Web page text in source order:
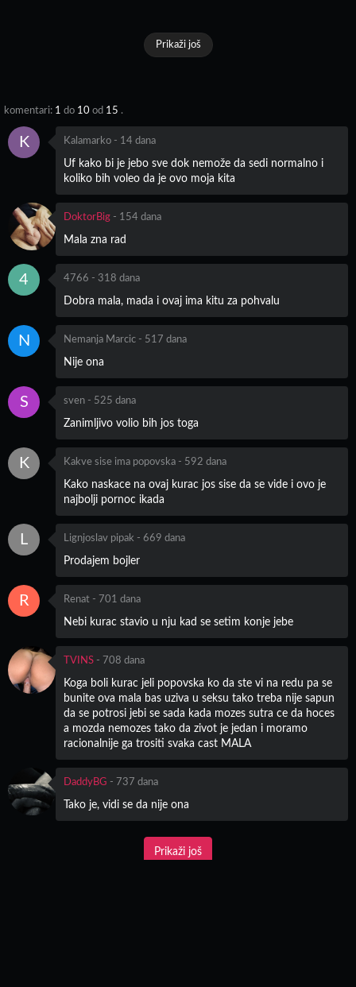
Prikaži još
komentari: 1 do 10 od 15 .
K Kalamarko - 14 dana
Uf kako bi je jebo sve dok nemože da sedi normalno i
koliko bih voleo da je ovo moja kita
DoktorBig - 154 dana
Mala zna rad
4 4766 - 318 dana
Dobra mala, mada i ovaj ima kitu za pohvalu
N Nemanja Marcic - 517 dana
Nije ona
S sven - 525 dana
Zanimljivo volio bih jos toga
K Kakve sise ima popovska - 592 dana
Kako naskace na ovaj kurac jos sise da se vide i ovo je
najbolji pornoc ikada
L Lignjoslav pipak - 669 dana
Prodajem bojler
R Renat - 701 dana
Nebi kurac stavio u nju kad se setim konje jebe
TVINS - 708 dana
Koga boli kurac jeli popovska ko da ste vi na redu pa se
bunite ova mala bas uziva u seksu tako treba nije sapun
da se potrosi jebi se sada kada mozes sutra ce da hoces
a mozda nemozes tako da zivot je jedan i moramo
racionalnije ga trositi svaka cast MALA
DaddyBG - 737 dana
Tako je, vidi se da nije ona